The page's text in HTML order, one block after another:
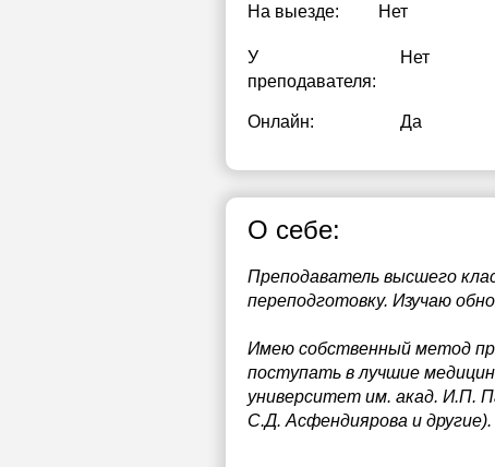
На выезде: Нет
У
преподавателя:
Нет
Онлайн: Да
О себе:
Преподаватель высшего
переподготовку. Изучаю
Имею собственный метод
поступать в лучшие
университет им. акад. И.П.
С.Д. Асфендиярова и другие).